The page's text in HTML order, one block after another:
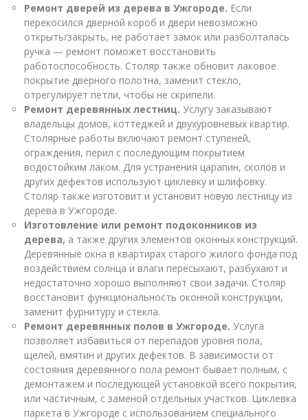
Ремонт дверей из дерева в Ужгороде. Если
перекосился дверной короб и двери невозможно
открыть/закрыть, не работает замок или разболталась
ручка — ремонт поможет восстановить
работоспособность. Столяр также обновит лаковое
покрытие дверного полотна, заменит стекло,
отрегулирует петли, чтобы не скрипели.
Ремонт деревянных лестниц. Услугу заказывают
владельцы домов, коттеджей и двухуровневых квартир.
Столярные работы включают ремонт ступеней,
ограждения, перил с последующим покрытием
водостойким лаком. Для устранения царапин, сколов и
других дефектов используют циклевку и шлифовку.
Столяр также изготовит и установит новую лестницу из
дерева в Ужгороде.
Изготовление или ремонт подоконников из
дерева, а также других элементов оконных конструкций.
Деревянные окна в квартирах старого жилого фонда под
воздействием солнца и влаги пересыхают, разбухают и
недостаточно хорошо выполняют свои задачи. Столяр
восстановит функциональность оконной конструкции,
заменит фурнитуру и стекла.
Ремонт деревянных полов в Ужгороде. Услуга
позволяет избавиться от перепадов уровня пола,
щелей, вмятин и других дефектов. В зависимости от
состояния деревянного пола ремонт бывает полным, с
демонтажем и последующей установкой всего покрытия,
или частичным, с заменой отдельных участков. Циклевка
паркета в Ужгороде с использованием специального